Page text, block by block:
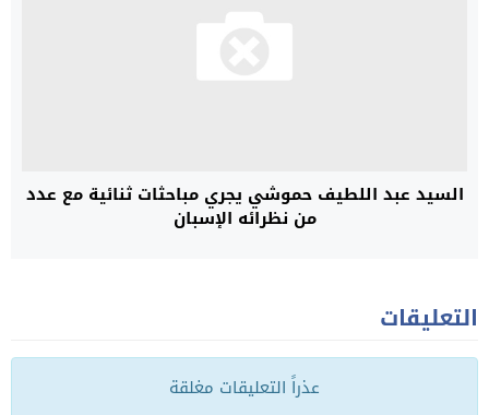
السيد عبد اللطيف حموشي يجري مباحثات ثنائية مع عدد
من نظرائه الإسبان
التعليقات
عذراً التعليقات مغلقة